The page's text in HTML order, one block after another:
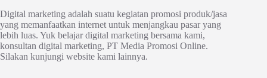
Digital marketing adalah suatu kegiatan promosi produk/jasa
yang memanfaatkan internet untuk menjangkau pasar yang
lebih luas. Yuk belajar digital marketing bersama kami,
konsultan digital marketing, PT Media Promosi Online.
Silakan kunjungi website kami lainnya.